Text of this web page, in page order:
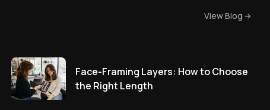
View Blog
Face-Framing Layers: How to Choose
the Right Length